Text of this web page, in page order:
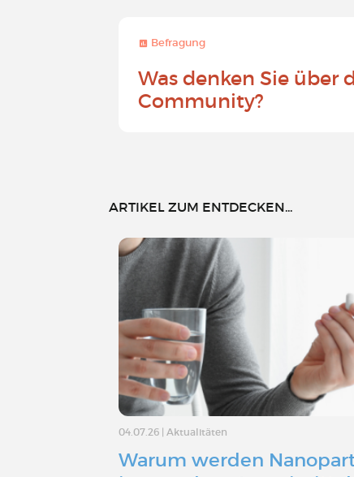
Befragung
Was denken Sie über
Community?
ARTIKEL ZUM ENTDECKEN...
04.07.26 |Aktualitäten
Warum werden